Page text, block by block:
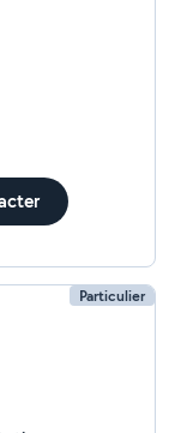
Particulier